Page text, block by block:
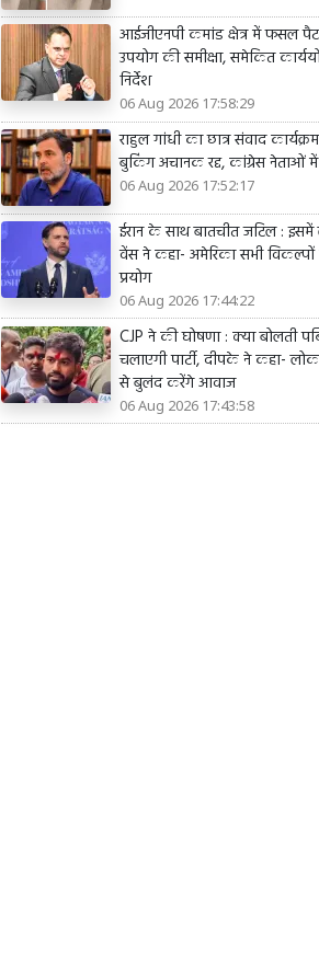
आईजीएनपी कमांड क्षेत्र में फसल
उपयोग की समीक्षा, समेकित
निर्देश
06 Aug 2026 17:58:29
राहुल गांधी का छात्र संवाद
बुकिंग अचानक रद्द, कांग्रेस नेताओं
06 Aug 2026 17:52:17
ईरान के साथ बातचीत जटिल :
वेंस ने कहा- अमेरिका सभी
प्रयोग
06 Aug 2026 17:44:22
CJP ने की घोषणा : क्या बोलती
चलाएगी पार्टी, दीपके ने कहा-
से बुलंद करेंगे आवाज
06 Aug 2026 17:43:58